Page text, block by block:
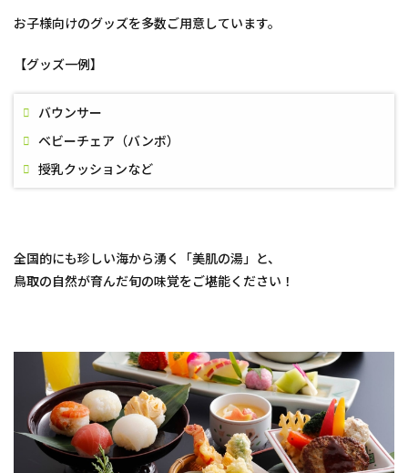
お子様向けのグッズを多数ご用意しています。
【グッズ一例】
バウンサー
ベビーチェア（バンボ）
授乳クッションなど
全国的にも珍しい海から湧く「美肌の湯」と、
鳥取の自然が育んだ旬の味覚をご堪能ください！